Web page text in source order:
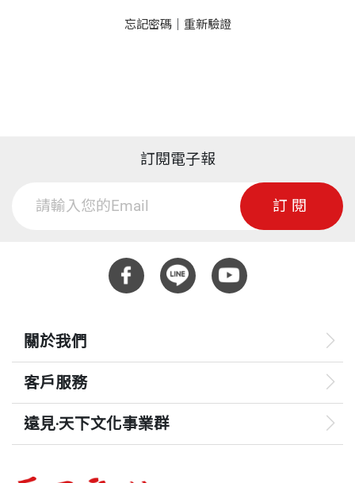
忘記密碼｜ 重新驗證
訂閱電子報
訂閱
關於我們
客戶服務
遠見‧天下文化事業群